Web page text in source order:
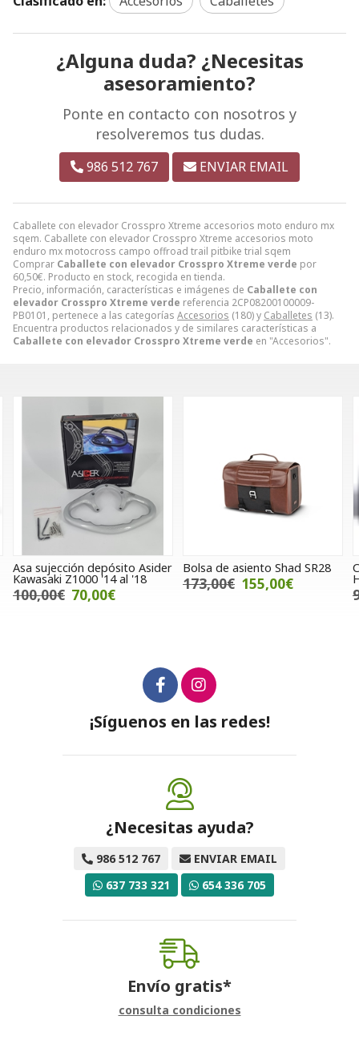
Caballete con elevador Crosspro Xtreme accesorios moto enduro mx
sqem. Caballete con elevador Crosspro Xtreme accesorios moto
enduro mx motocross campo offroad trail pitbike trial sqem
Comprar Caballete con elevador Crosspro Xtreme verde por
60,50€. Producto en stock, recogida en tienda.
Precio, información, características e imágenes de Caballete con
elevador Crosspro Xtreme verde referencia 2CP08200100009-
PB0101, pertenece a las categorías Accesorios (180) y Caballetes (13).
Encuentra productos relacionados y de similares características a
Caballete con elevador Crosspro Xtreme verde en "Accesorios".
¿Alguna duda? ¿Necesitas
asesoramiento?
Ponte en contacto con nosotros y
resolveremos tus dudas.
986 512 767 ENVIAR EMAIL
Asa sujección depósito Asider
Kawasaki Z1000 '14 al '18
100,00€ 70,00€
Bolsa de asiento Shad SR28
173,00€ 155,00€
¡Síguenos en las redes!
¿Necesitas ayuda?
986 512 767
ENVIAR EMAIL
637 733 321
654 336 705
Envío gratis*
consulta condiciones